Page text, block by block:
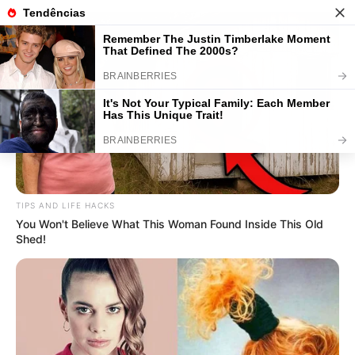
5 Dicas Para Fazer Uma
Decoração de Festa Simples e
Bonita
TIPS AND LIFE HACKS
You Won't Believe What This Woman Found Inside This Old
Shed!